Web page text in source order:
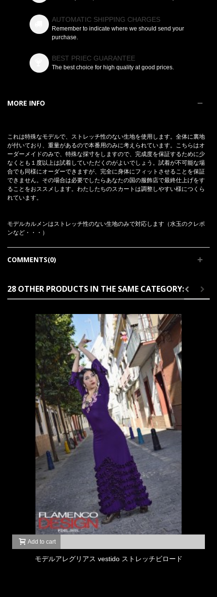
AUTOMATIC SHIPPING CHARGES
Remember to indicate where we should send your
purchase.
BEST PRIEC GUARANTEE
The best choice for high quality at good prices.
MORE INFO
これは特殊なモデルで、ストレッチ性のない生地を使用します。全体に裏地
が付いており、重量があるので本番用のみに考えられています。こちらはオ
ーダーメイドのみで、特殊な採寸をしますので、完成度を保証するために少
なくとも１度以上は試着していただくのがよいでしょう。試着が不可能な場
合でも同様にオーダーできますが、完全に身体にフィットさせることを保証
できません。その場合は必要でしたらあなたの国の服飾店で最終仕上げをす
ることをおススメします。わたしたちのスカートは調整しやすい様につくら
れています。
モデルカルメンはストレッチ性のない生地のみで対応します（水玉のクレポ
ンなど・・・）
COMMENTS(0)
28 OTHER PRODUCTS IN THE SAME CATEGORY:
Add to cart
モデルアレグリアス vestido ストレッチビロード